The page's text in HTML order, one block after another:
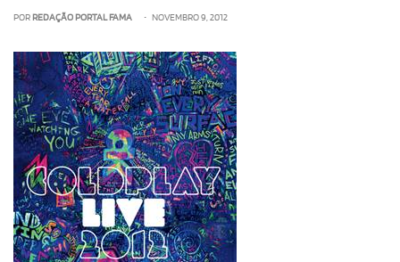
POR REDAÇÃO PORTAL FAMA • NOVEMBRO 9, 2012